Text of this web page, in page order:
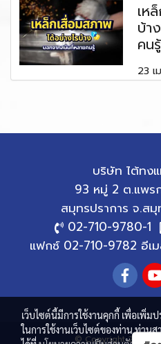
เห
บ้า
คนรู้
23 เ
บริษัท ไต้ทงแม
93 หมู่ 2 ต.แพร
สมุทรปราการ จ.สมุ
02-710-9780-1
แฟกซ์ 02-710-9782 อีเ
© Copyright 2021
เว็บไซต์นี้มีการใช้งานคุกกี้ เพื่อเพิ่
ในการใช้งานเว็บไซต์ของท่าน ท่าน